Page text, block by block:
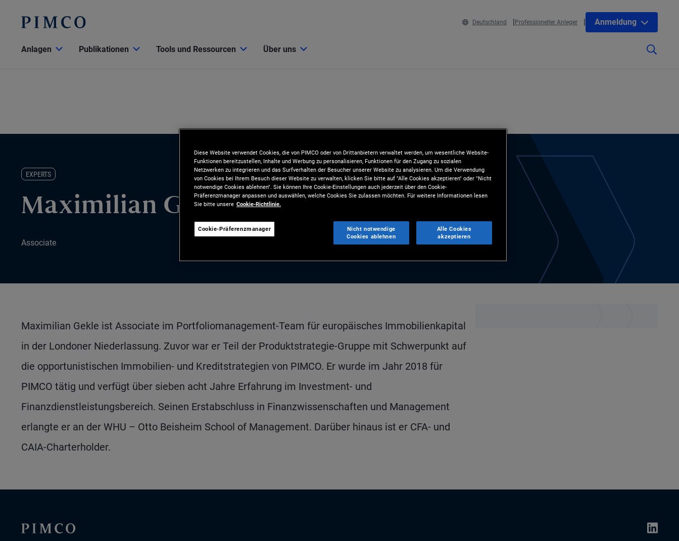
Deutschland Professioneller Anleger Anmeldung
Anlagen Publikationen Tools und Ressourcen Über uns
EXPERTS
Maximilian Gekle
Associate
Maximilian Gekle ist Associate im Portfoliomanagement-Team für europäisches Immobilienkapital
in der Londoner Niederlassung. Zuvor war er Teil der Produktstrategie-Gruppe mit Schwerpunkt auf
die opportunistischen Immobilien- und Kreditstrategien von PIMCO. Er wurde im Jahr 2018 für
PIMCO tätig und verfügt über sieben acht Jahre Erfahrung im Investment- und
Finanzdienstleistungsbereich. Seinen Erstabschluss in Finanzwissenschaften und Management
erlangte er an der WHU – Otto Beisheim School of Management. Darüber hinaus ist er CFA- und
CAIA-Charterholder.
Diese Website verwendet Cookies, die von PIMCO oder von Drittanbietern verwaltet werden, um wesentliche Website-
Funktionen bereitzustellen, Inhalte und Werbung zu personalisieren, Funktionen für den Zugang zu sozialen
Netzwerken zu integrieren und das Surfverhalten der Besucher unserer Website zu analysieren. Um die Verwendung
von Cookies bei Ihrem Besuch dieser Website zu verwalten, klicken Sie bitte auf "Alle Cookies akzeptieren" oder "Nicht
notwendige Cookies ablehnen". Sie können Ihre Cookie-Einstellungen auch jederzeit über den Cookie-
Präferenzmanager anpassen und auswählen, welche Cookies Sie zulassen möchten. Für weitere Informationen lesen
Sie bitte unsere Cookie-Richtlinie.
Cookie-Präferenzmanager
Nicht notwendige
Cookies ablehnen
Alle Cookies
akzeptieren